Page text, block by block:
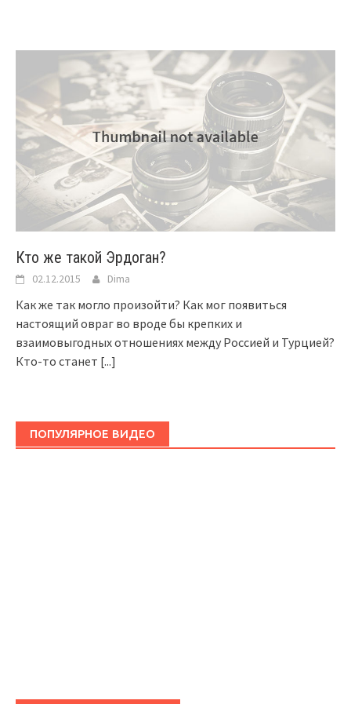
Кто же такой Эрдоган?
02.12.2015 Dima
Как же так могло произойти? Как мог появиться
настоящий овраг во вроде бы крепких и
взаимовыгодных отношениях между Россией и Турцией?
Кто-то станет [...]
ПОПУЛЯРНОЕ ВИДЕО